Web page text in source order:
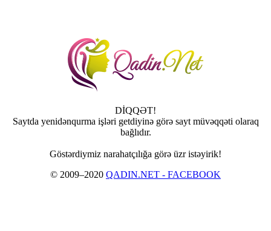
DİQQƏT!
Saytda yenidənqurma işləri getdiyinə görə sayt müvəqqəti olaraq
bağlıdır.
Göstərdiymiz narahatçılığa görə üzr istəyirik!
© 2009–2020 QADIN.NET - FACEBOOK